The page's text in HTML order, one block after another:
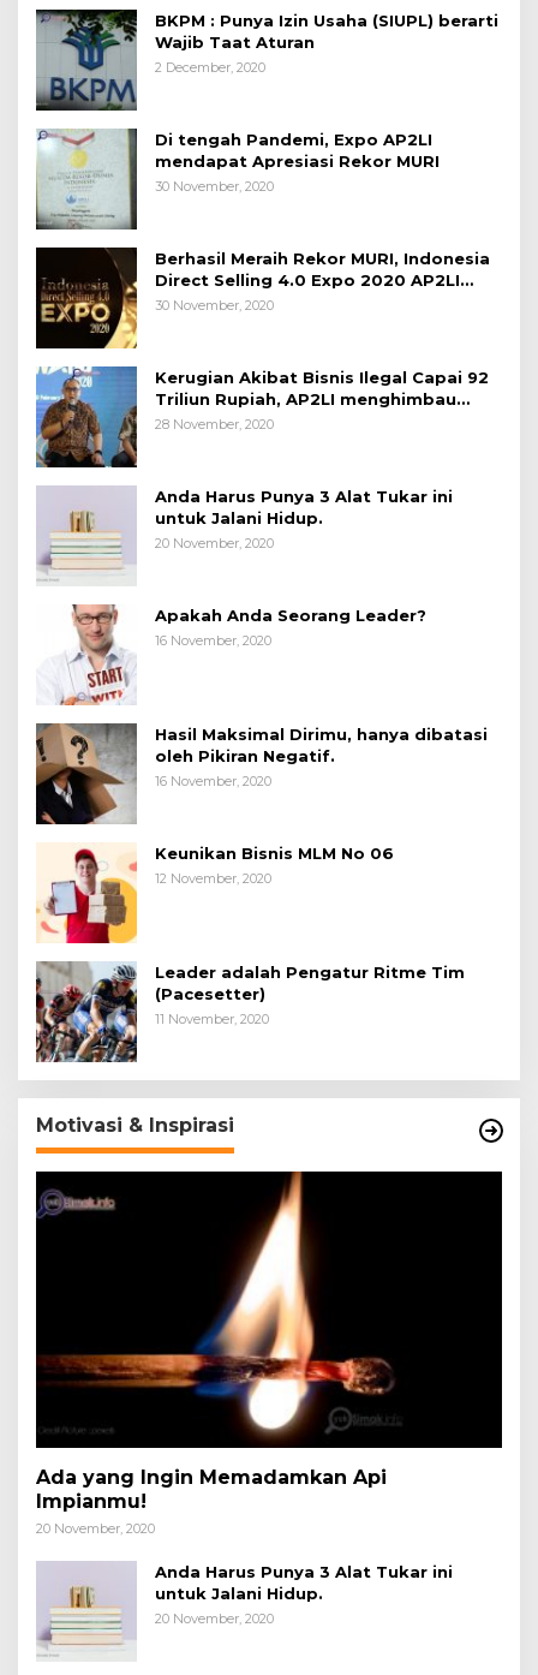
BKPM : Punya Izin Usaha (SIUPL) berarti
Wajib Taat Aturan
2 December, 2020
Di tengah Pandemi, Expo AP2LI
mendapat Apresiasi Rekor MURI
30 November, 2020
Berhasil Meraih Rekor MURI, Indonesia
Direct Selling 4.0 Expo 2020 AP2LI
berakhir sangat memuaskan
30 November, 2020
Kerugian Akibat Bisnis Ilegal Capai 92
Triliun Rupiah, AP2LI menghimbau
masyarakat Waspada.
28 November, 2020
Anda Harus Punya 3 Alat Tukar ini
untuk Jalani Hidup.
20 November, 2020
Apakah Anda Seorang Leader?
16 November, 2020
Hasil Maksimal Dirimu, hanya dibatasi
oleh Pikiran Negatif.
16 November, 2020
Keunikan Bisnis MLM No 06
12 November, 2020
Leader adalah Pengatur Ritme Tim
(Pacesetter)
11 November, 2020
Motivasi & Inspirasi
Ada yang Ingin Memadamkan Api
Impianmu!
20 November, 2020
Anda Harus Punya 3 Alat Tukar ini
untuk Jalani Hidup.
20 November, 2020